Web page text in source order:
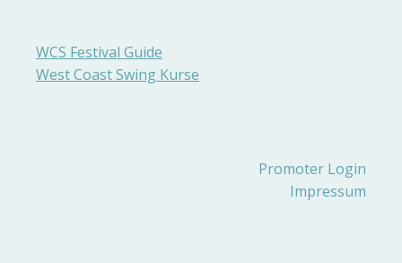
WCS Festival Guide
West Coast Swing Kurse
Promoter Login
Impressum